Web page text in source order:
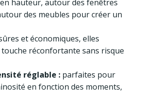
hauteur, autour des fenêtres
des meubles pour créer un
et économiques, elles
réconfortante sans risque
réglable : parfaites pour
en fonction des moments,